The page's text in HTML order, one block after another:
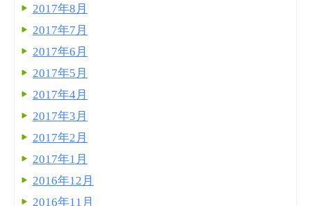
2017年8月
2017年7月
2017年6月
2017年5月
2017年4月
2017年3月
2017年2月
2017年1月
2016年12月
2016年11月